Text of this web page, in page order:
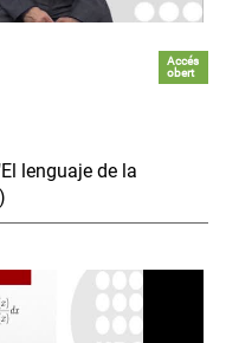
Accés
obert
lenguaje de la